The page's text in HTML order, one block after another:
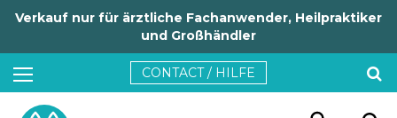
Verkauf nur für ärztliche Fachanwender, Heilpraktiker
und Großhändler
CONTACT / HILFE